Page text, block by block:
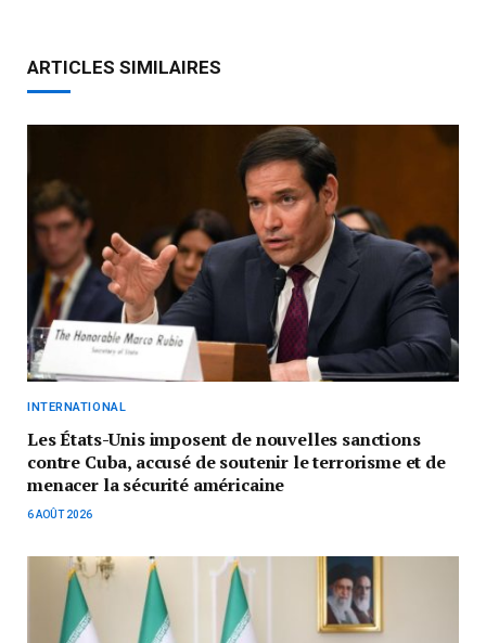
ARTICLES SIMILAIRES
INTERNATIONAL
Les États-Unis imposent de nouvelles sanctions
contre Cuba, accusé de soutenir le terrorisme et de
menacer la sécurité américaine
6 AOÛT 2026